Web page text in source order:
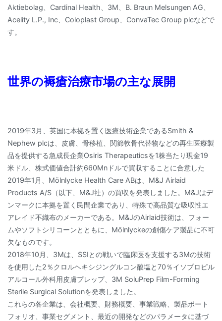
Aktiebolag、Cardinal Health、3M、B. Braun Melsungen AG、
Acelity L.P., Inc、Coloplast Group、ConvaTec Group plcなどで
す。
世界の褥瘡治療市場の主な展開
2019年3月、英国に本拠を置く医療技術企業であるSmith &
Nephew plcは、皮膚、骨移植、関節軟骨代替物などの再生医療製
品を提供する急成長企業Osiris Therapeuticsを1株当たり現金19
米ドル、株式価値合計約660Mnドルで買収することに合意した
2019年1月、Mölnlycke Health Care ABは、M&J Airlaid
Products A/S（以下、M&J社）の買収を発表しました。M&Jはデ
ンマークに本拠を置く民間企業であり、特殊で高品質な吸収性エ
アレイド不織布のメーカーである。M&JのAirlaid技術は、フォー
ムやソフトシリコーンとともに、Mölnlyckeの創傷ケア製品に不可
欠なものです。
2018年10月、3Mは、SSIとの戦いで臨床医を支援する3Mの技術
を使用した2％クロルヘキシジングルコン酸塩と70％イソプロピル
アルコール外科用皮膚プレップ、3M SoluPrep Film-Forming
Sterile Surgical Solutionを発表しました。
これらの各企業は、会社概要、財務概要、事業戦略、製品ポート
フォリオ、事業セグメント、最近の開発などのパラメータに基づ